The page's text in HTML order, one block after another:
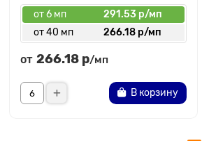
от 6 мп
291.53 р/мп
от 40 мп
266.18 р/мп
от 266.18 р/мп
В корзину